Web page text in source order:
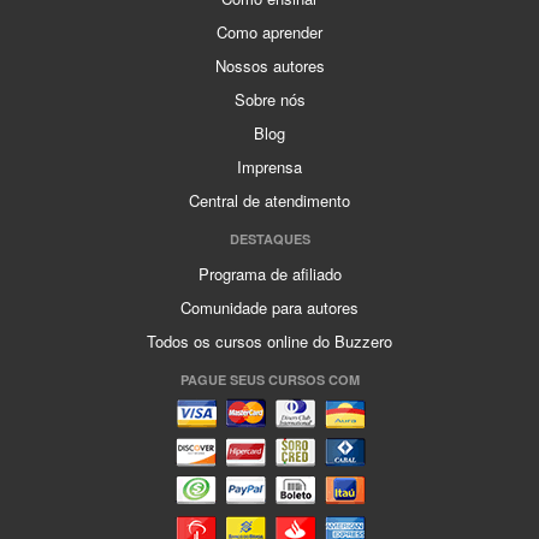
Como aprender
Nossos autores
Sobre nós
Blog
Imprensa
Central de atendimento
DESTAQUES
Programa de afiliado
Comunidade para autores
Todos os cursos online do Buzzero
PAGUE SEUS CURSOS COM